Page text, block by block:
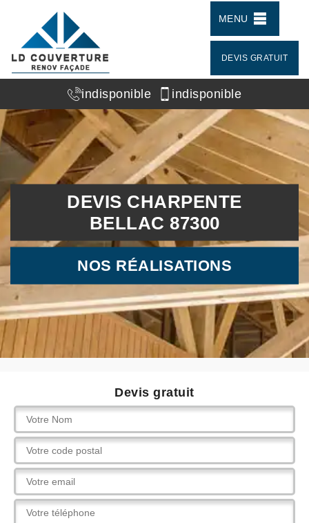
MENU
DEVIS GRATUIT
indisponible indisponible
DEVIS CHARPENTE
BELLAC 87300
NOS RÉALISATIONS
Devis gratuit